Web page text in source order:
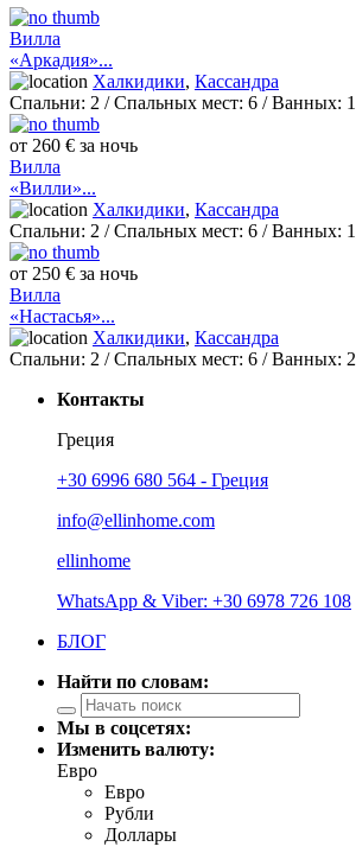
Вилла
«Аркадия»...
Халкидики, Кассандра
Спальни: 2 / Спальных мест: 6 /Ванных: 1
от 260 € за ночь
Вилла
«Вилли»...
Халкидики, Кассандра
Спальни: 2 / Спальных мест: 6 /Ванных: 1
от 250 € за ночь
Вилла
«Настасья»...
Халкидики, Кассандра
Спальни: 2 / Спальных мест: 6 /Ванных: 2
Контакты
Греция
+30 6996 680 564 - Греция
info@ellinhome.com
ellinhome
WhatsApp & Viber: +30 6978 726 108
БЛОГ
Найти по словам:
Мы в соцсетях:
Изменить валюту:
Евро
Евро
Рубли
Доллары